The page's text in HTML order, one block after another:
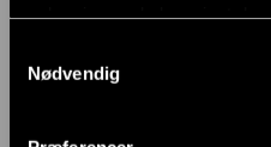
Nødvendig